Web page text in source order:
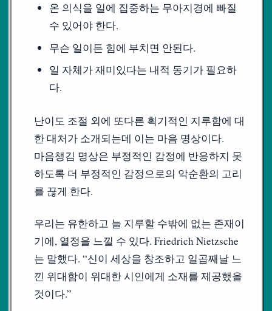
온 의식을 일에 집중하는 무아지경에 빠질
수 있어야 한다.
무슨 일이든 힘에 부치면 안된다.
일 자체가 재미있다는 내적 동기가 필요하
다.
난이도 조절 외에 또다른 획기적인 지루함에 대
한 대처가 소개되는데 이는 마음 명상이다.
마음챙김 명상은 부정적인 감정에 반응하지 못
하도록 더 부정적인 감정으로의 악순환의 고리
를 끊게 한다.
우리는 유한하고 늘 지루할 수밖에 없는 존재이
기에, 열정을 느낄 수 있다. Friedrich Nietzsche
는 말했다. “신이 세상을 창조하고 일곱째날 느
낀 위대함이 위대한 시인에게 소재를 제공했을
것이다.”